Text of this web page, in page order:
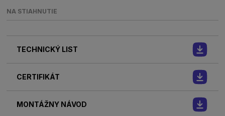
NA STIAHNUTIE
TECHNICKÝ LIST
CERTIFIKÁT
MONTÁŽNY NÁVOD